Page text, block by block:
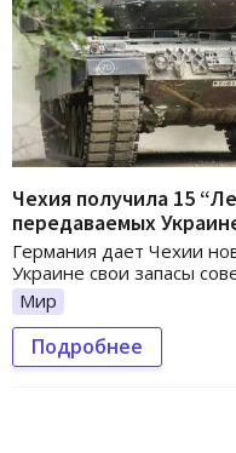
Чехия получила 15
передаваемых
Германия дает Чехии
Украине свои запасы
Мир
Подробнее